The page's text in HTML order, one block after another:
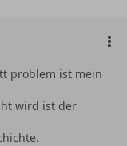
problem ist mein
wird ist der